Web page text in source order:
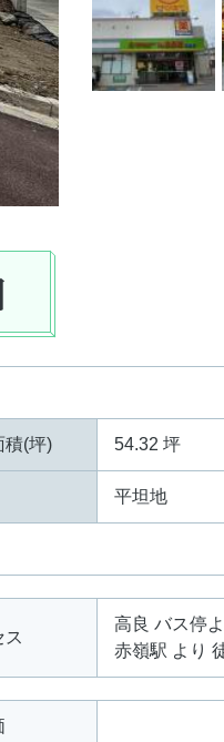
積(坪) 54.32 坪
平坦地
ス
高良 バス停
赤嶺駅 より